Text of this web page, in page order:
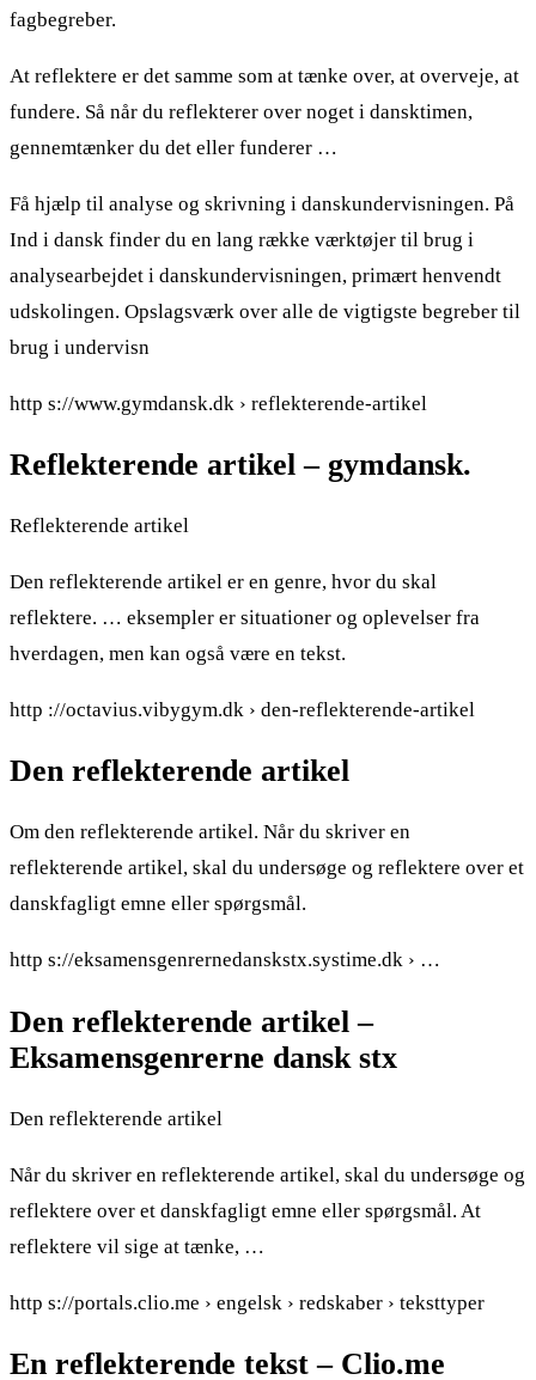
fagbegreber.
At reflektere er det samme som at tænke over, at overveje, at
fundere. Så når du reflekterer over noget i dansktimen,
gennemtænker du det eller funderer …
Få hjælp til analyse og skrivning i danskundervisningen. På
Ind i dansk finder du en lang række værktøjer til brug i
analysearbejdet i danskundervisningen, primært henvendt
udskolingen. Opslagsværk over alle de vigtigste begreber til
brug i undervisn
http s://www.gymdansk.dk › reflekterende-artikel
Reflekterende artikel – gymdansk.
Reflekterende artikel
Den reflekterende artikel er en genre, hvor du skal
reflektere. … eksempler er situationer og oplevelser fra
hverdagen, men kan også være en tekst.
http ://octavius.vibygym.dk › den-reflekterende-artikel
Den reflekterende artikel
Om den reflekterende artikel. Når du skriver en
reflekterende artikel, skal du undersøge og reflektere over et
danskfagligt emne eller spørgsmål.
http s://eksamensgenrernedanskstx.systime.dk › …
Den reflekterende artikel –
Eksamensgenrerne dansk stx
Den reflekterende artikel
Når du skriver en reflekterende artikel, skal du undersøge og
reflektere over et danskfagligt emne eller spørgsmål. At
reflektere vil sige at tænke, …
http s://portals.clio.me › engelsk › redskaber › teksttyper
En reflekterende tekst – Clio.me